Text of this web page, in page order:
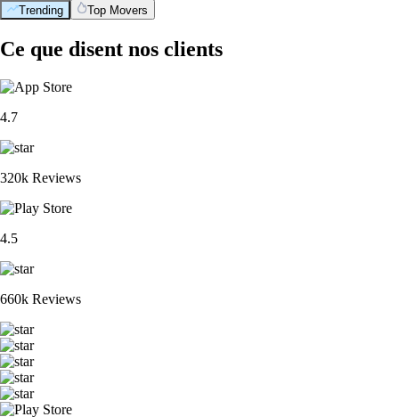
Trending Top Movers
Ce que disent nos clients
4.7
320k Reviews
4.5
660k Reviews